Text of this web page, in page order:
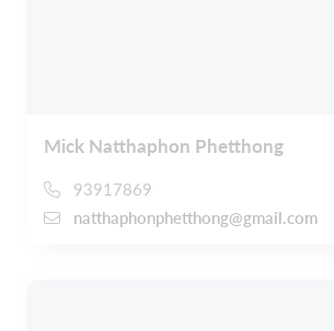
Mick Natthaphon Phetthong
93917869
natthaphonphetthong@gmail.com